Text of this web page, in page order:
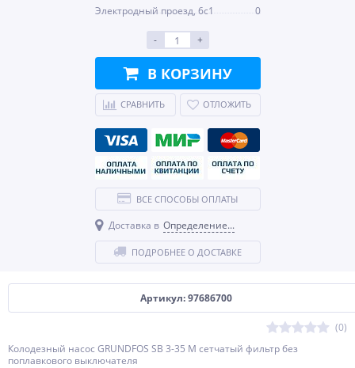
Артикул: 97686700
(0)
Колодезный насос GRUNDFOS SB 3-35 M сетчатый фильтр без
поплавкового выключателя
Электродный проезд, 6с1
0
- +
В КОРЗИНУ
СРАВНИТЬ ОТЛОЖИТЬ
ВСЕ СПОСОБЫ ОПЛАТЫ
Доставка в Определение...
ПОДРОБНЕЕ О ДОСТАВКЕ